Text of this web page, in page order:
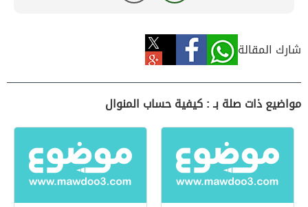
شارك المقالة
مواضيع ذات صلة بـ : كيفية حساب المنوال